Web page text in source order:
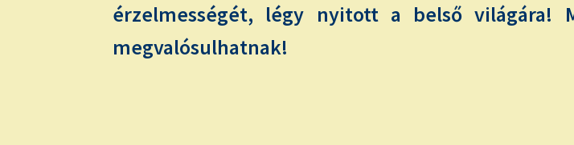
érzelmességét, légy nyitott a belső világára!
megvalósulhatnak!